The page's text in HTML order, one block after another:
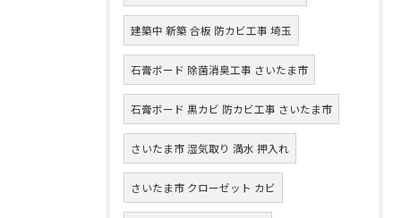
建築中 新築 合板 防カビ工事 埼玉
石膏ボード 除菌消臭工事 さいたま市
石膏ボード 黒カビ 防カビ工事 さいたま市
さいたま市 湿気取り 満水 押入れ
さいたま市 クローゼット カビ